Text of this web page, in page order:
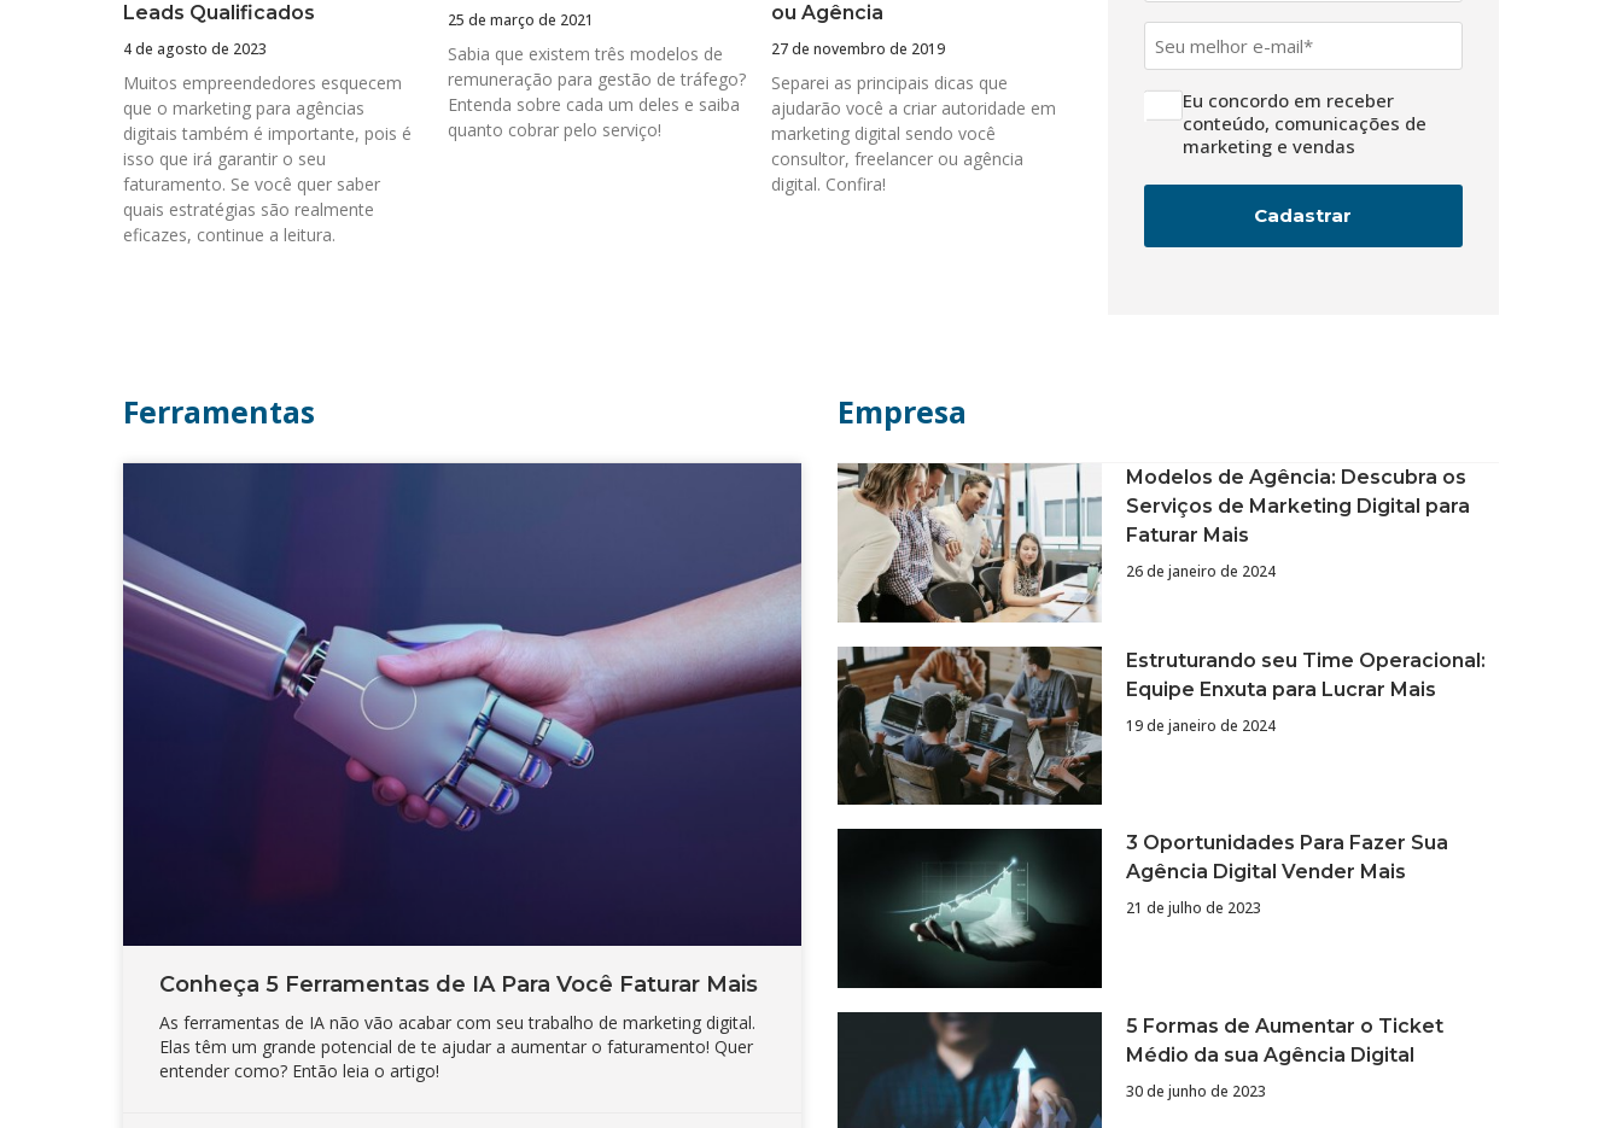
Leads Qualificados
4 de agosto de 2023
Muitos empreendedores esquecem
que o marketing para agências
digitais também é importante, pois é
isso que irá garantir o seu
faturamento. Se você quer saber
quais estratégias são realmente
eficazes, continue a leitura.
25 de março de 2021
Sabia que existem três modelos de
remuneração para gestão de tráfego?
Entenda sobre cada um deles e saiba
quanto cobrar pelo serviço!
ou Agência
27 de novembro de 2019
Separei as principais dicas que
ajudarão você a criar autoridade em
marketing digital sendo você
consultor, freelancer ou agência
digital. Confira!
E-
mail
LGPDEu concordo em receber
conteúdo, comunicações de
marketing e vendas
Ferramentas
Conheça 5 Ferramentas de IA Para Você Faturar Mais
As ferramentas de IA não vão acabar com seu trabalho de marketing digital.
Elas têm um grande potencial de te ajudar a aumentar o faturamento! Quer
entender como? Então leia o artigo!
Empresa
Modelos de Agência: Descubra os
Serviços de Marketing Digital para
Faturar Mais
26 de janeiro de 2024
Estruturando seu Time Operacional:
Equipe Enxuta para Lucrar Mais
19 de janeiro de 2024
3 Oportunidades Para Fazer Sua
Agência Digital Vender Mais
21 de julho de 2023
5 Formas de Aumentar o Ticket
Médio da sua Agência Digital
30 de junho de 2023